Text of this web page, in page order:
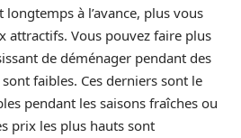
à l’avance, plus vous
attractifs. Vous pouvez faire plus
de déménager pendant des
faibles. Ces derniers sont le
pendant les saisons fraîches ou
prix les plus hauts sont